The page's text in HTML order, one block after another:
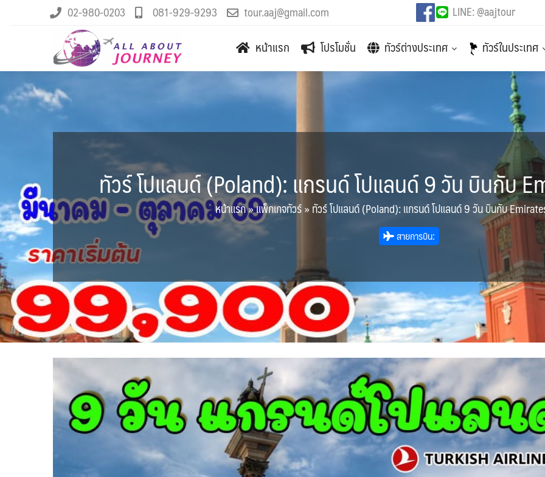
02-980-0203 081-929-9293 tour.aaj@gmail.com LINE: @aajtour
หน้าแรก โปรโมชั่น ทัวร์ต่างประเทศ ทัวร์ในประเทศ
ทัวร์ โปแลนด์ (Poland): แกรนด์ โปแลนด์ 9 วัน บินกับ
หน้าแรก»แพ็กเกจทัวร์»ทัวร์ โปแลนด์ (Poland): แกรนด์ โปแลนด์ 9 วัน บินกับ
สายการบิน: